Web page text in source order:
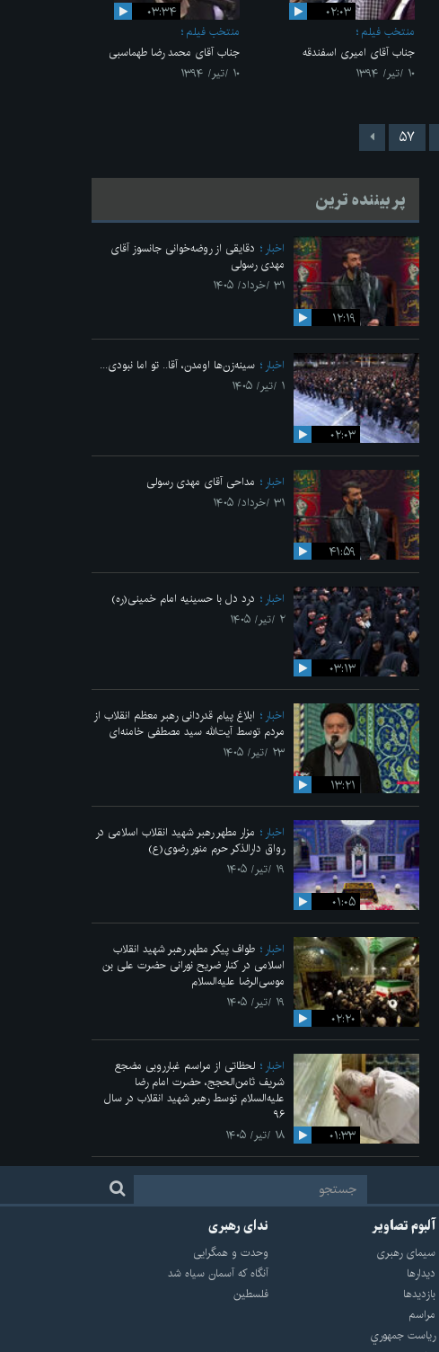
۰۲:۰۳
منتخب فیلم
جناب آقای امیری اسفندقه
۱۰ /تیر/ ۱۳۹۴
۰۳:۳۴
منتخب فیلم
جناب آقای محمد رضا طهماسبی
۱۰ /تیر/ ۱۳۹۴
۵۷
پر بیننده ترین
۱۲:۱۹
اخبار
دقایقی از روضه‌خوانی جانسوز آقای
مهدی رسولی
۳۱ /خرداد/ ۱۴۰۵
۰۲:۰۳
اخبار
سینه‌زن‌ها اومدن،‌ آقا.. تو اما نبودی...
۱ /تیر/ ۱۴۰۵
۴۱:۵۹
اخبار
مداحی آقای مهدی رسولی
۳۱ /خرداد/ ۱۴۰۵
۰۳:۱۳
اخبار
درد دل با حسینیه امام خمینی(ره)
۲ /تیر/ ۱۴۰۵
۱۳:۲۱
اخبار
ابلاغ پیام قدردانی رهبر معظم انقلاب از
مردم توسط آیت‌الله سید مصطفی خامنه‌ای
۲۳ /تیر/ ۱۴۰۵
۰۱:۰۵
اخبار
مزار مطهر رهبر شهید انقلاب اسلامی در
رواق دارالذکر حرم منور رضوی(ع)
۱۹ /تیر/ ۱۴۰۵
۰۲:۲۰
اخبار
طواف پیکر مطهر رهبر شهید انقلاب
اسلامی در کنار ضریح نورانی حضرت علی‌ بن
موسی‌الرضا علیه‌السلام
۱۹ /تیر/ ۱۴۰۵
۰۱:۳۳
اخبار
لحظاتی از مراسم غبارروبی مضجع
شریف ثامن‌الحجج، حضرت امام رضا
علیه‌السلام توسط رهبر شهید انقلاب در سال
۹۶
۱۸ /تیر/ ۱۴۰۵
آلبوم تصاویر
سيماى رهبرى
ديدارها
بازديدها
مراسم
رياست جمهوري
ندای رهبری
وحدت و همگرایی
آنگاه که آسمان سیاه شد
فلسطین